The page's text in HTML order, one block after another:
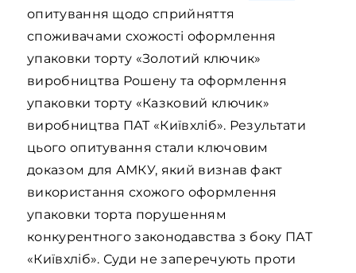
опитування щодо сприйняття
споживачами схожості оформлення
упаковки торту «Золотий ключик»
виробництва Рошену та оформлення
упаковки торту «Казковий ключик»
виробництва ПАТ «Київхліб». Результати
цього опитування стали ключовим
доказом для АМКУ, який визнав факт
використання схожого оформлення
упаковки торта порушенням
конкурентного законодавства з боку ПАТ
«Київхліб». Суди не заперечують проти